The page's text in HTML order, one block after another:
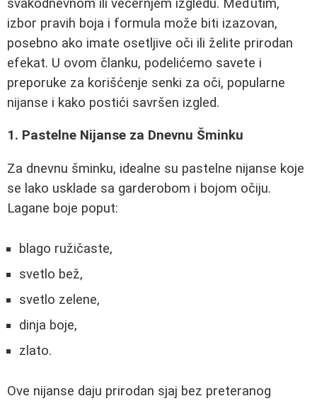
svakodnevnom ili večernjem izgledu. Međutim,
izbor pravih boja i formula može biti izazovan,
posebno ako imate osetljive oči ili želite prirodan
efekat. U ovom članku, podelićemo savete i
preporuke za korišćenje senki za oči, popularne
nijanse i kako postići savršen izgled.
1. Pastelne Nijanse za Dnevnu Šminku
Za dnevnu šminku, idealne su pastelne nijanse koje
se lako usklade sa garderobom i bojom očiju.
Lagane boje poput:
blago ružičaste,
svetlo bež,
svetlo zelene,
dinja boje,
zlato.
Ove nijanse daju prirodan sjaj bez preteranog